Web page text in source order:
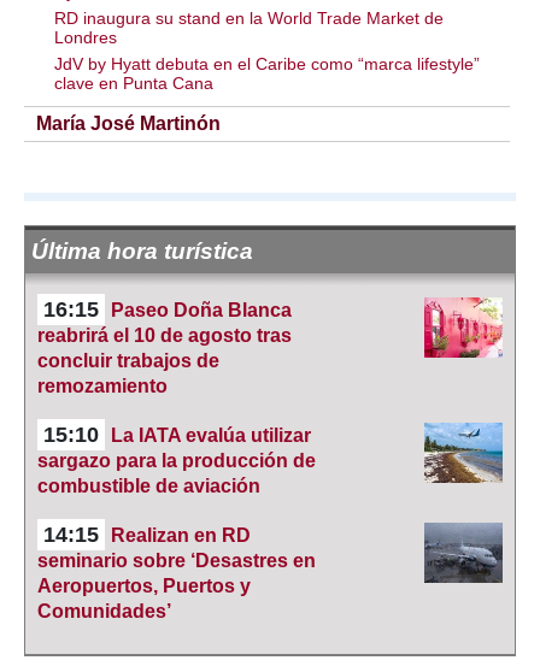
RD inaugura su stand en la World Trade Market de
Londres
JdV by Hyatt debuta en el Caribe como “marca lifestyle”
clave en Punta Cana
María José Martinón
Última hora turística
16:15
Paseo Doña Blanca
reabrirá el 10 de agosto tras
concluir trabajos de
remozamiento
15:10
La IATA evalúa utilizar
sargazo para la producción de
combustible de aviación
14:15
Realizan en RD
seminario sobre ‘Desastres en
Aeropuertos, Puertos y
Comunidades’